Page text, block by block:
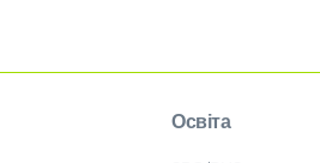
Освіта